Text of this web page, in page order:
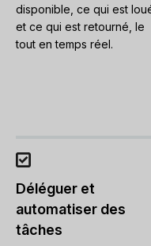
disponible, ce qui est
et ce qui est retourné, le
tout en temps réel.
Déléguer et
automatiser des
tâches